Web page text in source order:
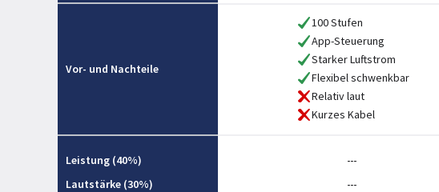
Vor- und Nachteile
100 Stufen
App-Steuerung
Starker Luftstrom
Flexibel schwenkbar
Relativ laut
Kurzes Kabel
Leistung (40%) ---
Lautstärke (30%) ---